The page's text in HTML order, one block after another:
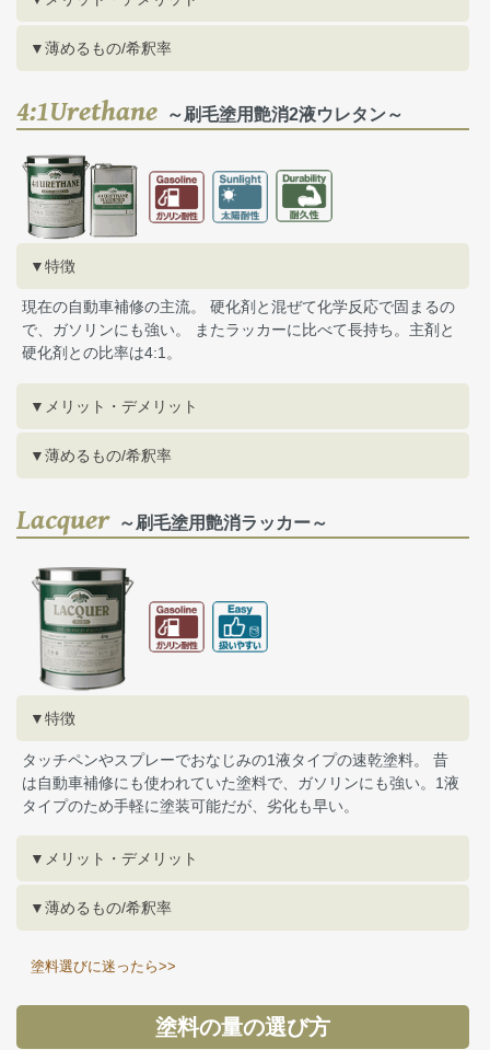
▼薄めるもの/希釈率
4:1Urethane ～刷毛塗用艶消2液ウレタン～
▼特徴
現在の自動車補修の主流。 硬化剤と混ぜて化学反応で固まるの
で、ガソリンにも強い。 またラッカーに比べて長持ち。主剤と
硬化剤との比率は4:1。
▼メリット・デメリット
▼薄めるもの/希釈率
Lacquer～刷毛塗用艶消ラッカー～
▼特徴
タッチペンやスプレーでおなじみの1液タイプの速乾塗料。 昔
は自動車補修にも使われていた塗料で、ガソリンにも強い。1液
タイプのため手軽に塗装可能だが、劣化も早い。
▼メリット・デメリット
▼薄めるもの/希釈率
塗料選びに迷ったら>>
塗料の量の選び方